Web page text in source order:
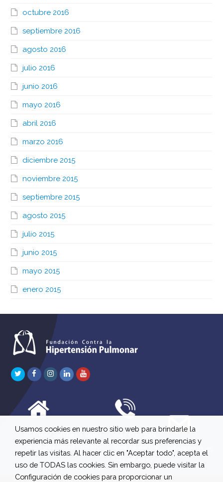
octubre 2016
septiembre 2016
agosto 2016
julio 2016
junio 2016
mayo 2016
abril 2016
marzo 2016
diciembre 2015
noviembre 2015
septiembre 2015
agosto 2015
julio 2015
junio 2015
mayo 2015
enero 2015
TwitterFacebook
Instagram
LinkedInYoutube
C/ Río Jordán 7 bajo
A 28981 Parla Madrid
647 630 515
661 73 42 04
613 22 15 27
info@fchp.es
Usamos cookies en nuestro sitio web para brindarle la
experiencia más relevante al recordar sus preferencias y
repetir las visitas. Al hacer clic en "Aceptar todo", acepta el
uso de TODAS las cookies. Sin embargo, puede visitar la
Configuración de cookies para proporcionar un